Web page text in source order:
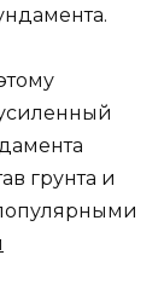
грунта и